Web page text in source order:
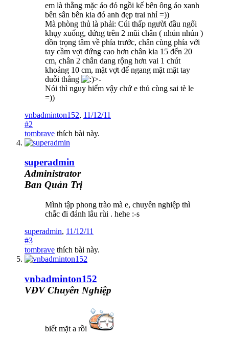
em là thằng mặc áo đỏ ngồi kế bên ông áo xanh
bên sân bên kia đó anh đẹp trai nhỉ =))
Mà phòng thủ là phải: Cúi thấp người đầu ngối
khụy xuống, đứng trên 2 mũi chân ( nhún nhún )
dồn trọng tâm về phía trước, chân cùng phía với
tay cầm vợt đứng cao hơn chân kia 15 đến 20
cm, chân 2 chân dang rộng hơn vai 1 chút
khoảng 10 cm, mặt vợt để ngang mặt mặt tay
duỗi thẳng
>-
Nói thì nguy hiểm vậy chứ e thủ cùng sai tè le
=))
vnbadminton152, 11/12/11
#2
tombrave thích bài này.
superadmin
Administrator
Ban Quản Trị
Mình tập phong trào mà e, chuyên nghiệp thì
chắc đi đánh lâu rùi . hehe :-s
superadmin, 11/12/11
#3
tombrave thích bài này.
vnbadminton152
VĐV Chuyên Nghiệp
biết mặt a rồi